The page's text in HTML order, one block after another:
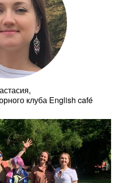
клуба English café